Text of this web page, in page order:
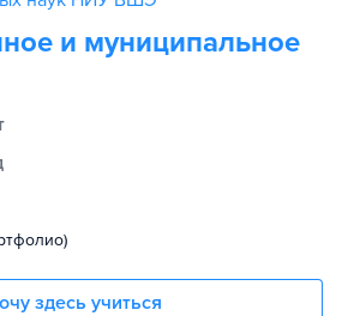
и муниципальное
здесь учиться